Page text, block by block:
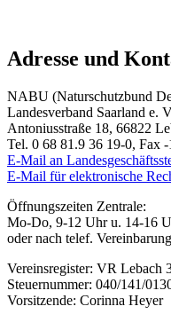
Adresse und
NABU (Naturschutzbund
Landesverband Saarland e.
Antoniusstraße 18, 66822
Tel. 0 68 81.9 36 19-0, Fax -
E-Mail an
E-Mail für elektronische
Öffnungszeiten Zentrale:
Mo-Do, 9-12 Uhr u. 14-16
oder nach telef. Vereinbarung
Vereinsregister: VR Lebach
Steuernummer: 040/141/
Vorsitzende: Corinna Heyer